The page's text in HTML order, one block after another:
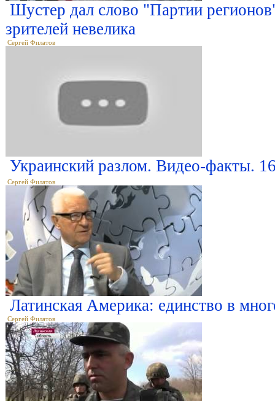
Шустер дал слово "Партии
зрителей невелика
Сергей Филатов
Украинский разлом. Видео-факты.
Сергей Филатов
Латинская Америка: единство в
Сергей Филатов